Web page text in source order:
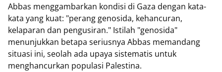
Abbas menggambarkan kondisi di Gaza dengan kata-
kata yang kuat: "perang genosida, kehancuran,
kelaparan dan pengusiran." Istilah "genosida"
menunjukkan betapa seriusnya Abbas memandang
situasi ini, seolah ada upaya sistematis untuk
menghancurkan populasi Palestina.